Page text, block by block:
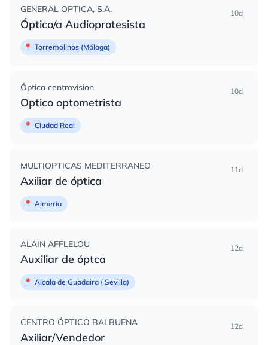
GENERAL OPTICA, S.A.
Óptico/a Audioprotesista
10d
📍 Torremolinos (Málaga)
Óptica centrovision
Optico optometrista
10d
📍 Ciudad Real
MULTIOPTICAS MEDITERRANEO
Axiliar de óptica
11d
📍 Almería
ALAIN AFFLELOU
Auxiliar de óptca
12d
📍 Alcala de Guadaira ( Sevilla)
CENTRO ÓPTICO BALBUENA
Axiliar/Vendedor
12d